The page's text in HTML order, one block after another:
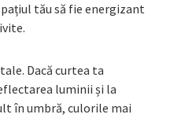
tău să fie energizant
Dacă curtea ta
luminii și la
în umbră, culorile mai